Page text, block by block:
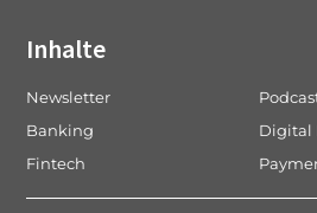
Inhalte
Newsletter
Banking
Digital
Fintech